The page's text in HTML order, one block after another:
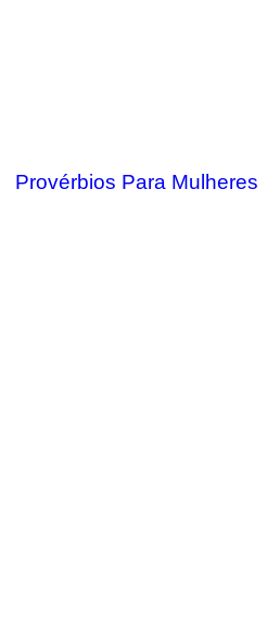
Provérbios Para Mulheres